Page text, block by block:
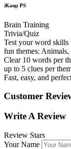
Жанр PS
Brain Training
Trivia/Quiz
Test your word skills
fun themes:
Clear 10 words per
up to 5 clues per
Fast, easy, and
Customer
Write A Review
Review Stars
Your Name